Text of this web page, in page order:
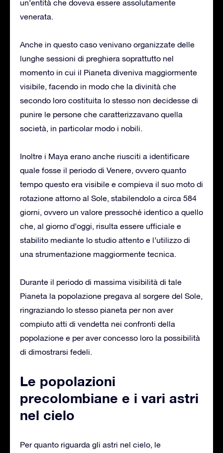
un’entità che doveva essere assolutamente
venerata.
Anche in questo caso venivano organizzate delle
lunghe sessioni di preghiera soprattutto nel
momento in cui il Pianeta diveniva maggiormente
visibile, facendo in modo che la divinità che
secondo loro costituita lo stesso non decidesse di
punire le persone che caratterizzavano quella
società, in particolar modo i nobili.
Inoltre i Maya erano anche riusciti a identificare
quale fosse il periodo di Venere, ovvero quanto
tempo questo era visibile e compieva il suo moto di
rotazione attorno al Sole, stabilendolo a circa 584
giorni, ovvero un valore pressoché identico a quello
che, al giorno d’oggi, risulta essere ufficiale e
stabilito mediante lo studio attento e l’utilizzo di
una strumentazione maggiormente tecnica.
Durante il periodo di massima visibilità di tale
Pianeta la popolazione pregava al sorgere del Sole,
ringraziando lo stesso pianeta per non aver
compiuto atti di vendetta nei confronti della
popolazione e per aver concesso loro la possibilità
di dimostrarsi fedeli.
Le popolazioni
precolombiane e i vari astri
nel cielo
Per quanto riguarda gli astri nel cielo, le